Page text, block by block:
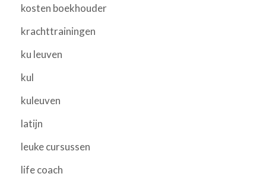
kosten boekhouder
krachttrainingen
ku leuven
kul
kuleuven
latijn
leuke cursussen
life coach